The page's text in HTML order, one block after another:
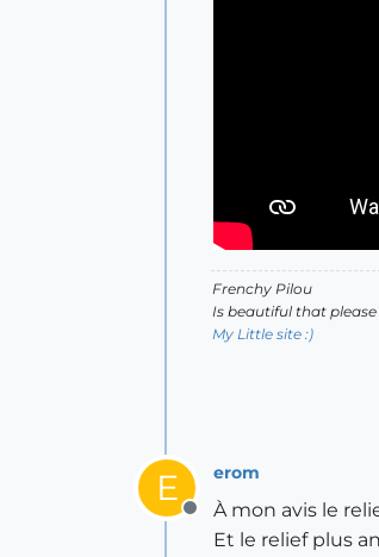
Frenchy Pilou
Is beautiful that
My Little site :)
E
Offline
erom
À mon avis le
Et le relief plus